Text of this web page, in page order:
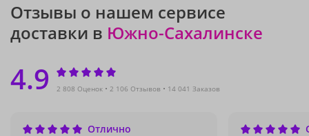
Отзывы о нашем сервисе
доставки в Южно-Сахалинске
4.9 2 808 Оценок 2 106 Отзывов 14 041 Заказов
Отлично